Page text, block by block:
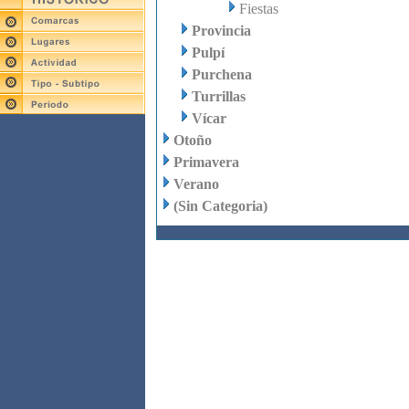
Fiestas
Provincia
Pulpí
Purchena
Turrillas
Vícar
Otoño
Primavera
Verano
(Sin Categoria)